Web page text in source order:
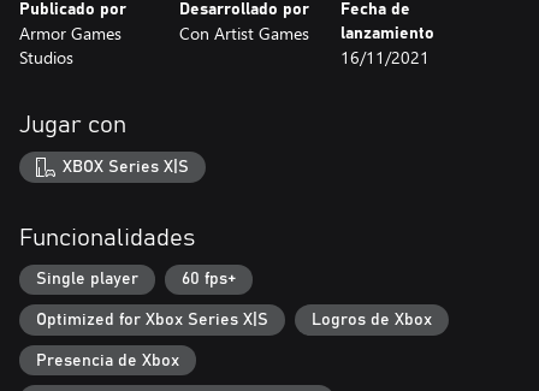
Publicado por
Armor Games
Studios
Desarrollado por
Con Artist Games
Fecha de
lanzamiento
16/11/2021
Jugar con
XBOX Series X|S
Funcionalidades
Single player 60 fps+
Optimized for Xbox Series X|S Logros de Xbox
Presencia de Xbox